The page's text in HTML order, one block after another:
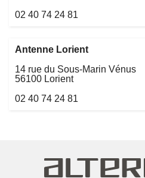
02 40 74 24 81
Antenne Lorient
14 rue du Sous-Marin Vénus
56100 Lorient
02 40 74 24 81